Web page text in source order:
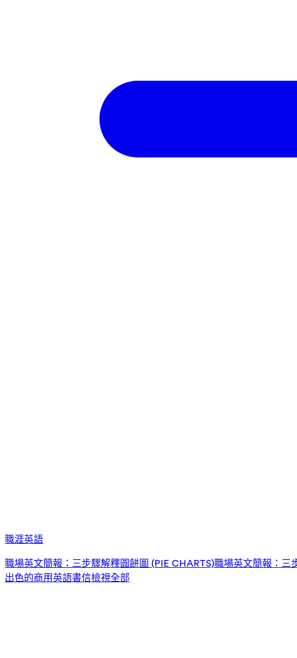
職涯英語
職場英文簡報：三步驟解釋圓餅圖 (PIE CHARTS)職場英文簡報：三
出色的商用英語書信檢視全部